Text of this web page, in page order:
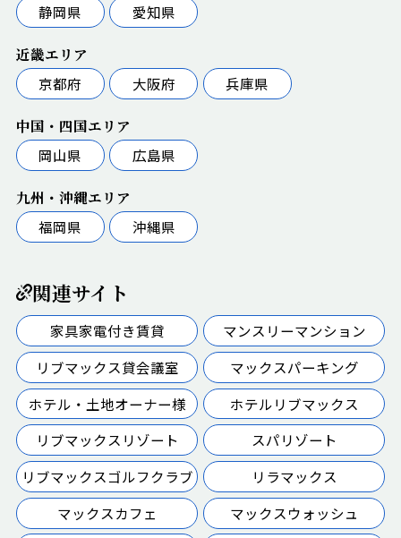
静岡県
愛知県
近畿エリア
京都府
大阪府 兵庫県
中国・四国エリア
岡山県
広島県
九州・沖縄エリア
福岡県
沖縄県
関連サイト
家具家電付き賃貸
マンスリーマンション
リブマックス貸会議室
マックスパーキング
ホテル・土地オーナー様
ホテルリブマックス
リブマックスリゾート
スパリゾート
リブマックスゴルフクラブ
リラマックス
マックスカフェ
マックスウォッシュ